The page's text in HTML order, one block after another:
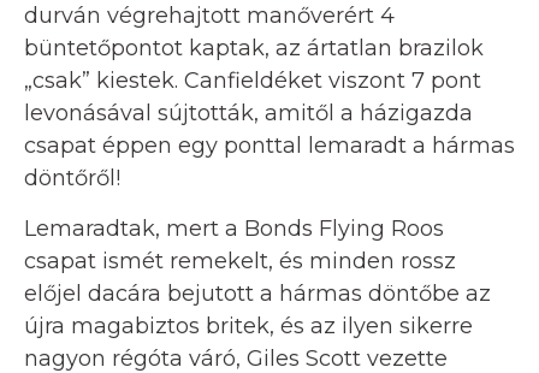
durván végrehajtott manőverért 4
büntetőpontot kaptak, az ártatlan brazilok
„csak” kiestek. Canfieldéket viszont 7 pont
levonásával sújtották, amitől a házigazda
csapat éppen egy ponttal lemaradt a hármas
döntőről!
Lemaradtak, mert a Bonds Flying Roos
csapat ismét remekelt, és minden rossz
előjel dacára bejutott a hármas döntőbe az
újra magabiztos britek, és az ilyen sikerre
nagyon régóta váró, Giles Scott vezette